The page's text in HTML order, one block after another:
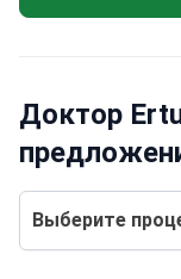
Доктор
Выберите